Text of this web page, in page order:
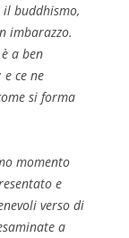
buddhismo,
imbarazzo.
a ben
ce ne
si forma
momento
e
verso di
a